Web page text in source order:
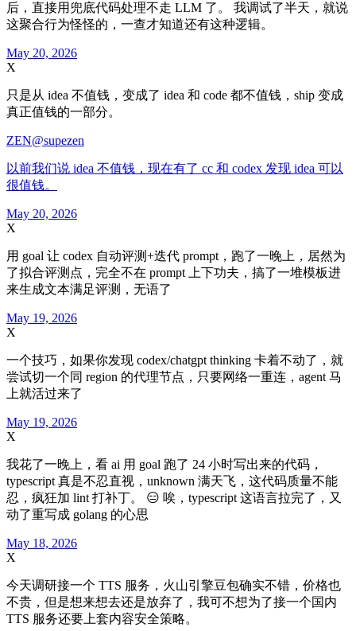
后，直接用兜底代码处理不走 LLM 了。 我调试了半天，就说
这聚合行为怪怪的，一查才知道还有这种逻辑。
May 20, 2026
X
只是从 idea 不值钱，变成了 idea 和 code 都不值钱，ship 变成
真正值钱的一部分。
ZEN@supezen
以前我们说 idea 不值钱，现在有了 cc 和 codex 发现 idea 可以
很值钱。
May 20, 2026
X
用 goal 让 codex 自动评测+迭代 prompt，跑了一晚上，居然为
了拟合评测点，完全不在 prompt 上下功夫，搞了一堆模板进
来生成文本满足评测，无语了
May 19, 2026
X
一个技巧，如果你发现 codex/chatgpt thinking 卡着不动了，就
尝试切一个同 region 的代理节点，只要网络一重连，agent 马
上就活过来了
May 19, 2026
X
我花了一晚上，看 ai 用 goal 跑了 24 小时写出来的代码，
typescript 真是不忍直视，unknown 满天飞，这代码质量不能
忍，疯狂加 lint 打补丁。 😑 唉，typescript 这语言拉完了，又
动了重写成 golang 的心思
May 18, 2026
X
今天调研接一个 TTS 服务，火山引擎豆包确实不错，价格也
不贵，但是想来想去还是放弃了，我可不想为了接一个国内
TTS 服务还要上套内容安全策略。